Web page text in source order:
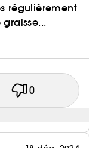
régulièrement
0